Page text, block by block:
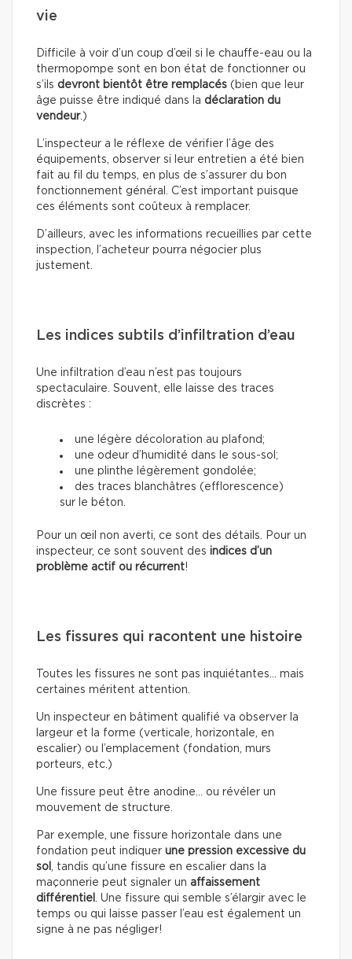
vie
Difficile à voir d’un coup d’œil si le chauffe-eau ou la
thermopompe sont en bon état de fonctionner ou
s’ils devront bientôt être remplacés (bien que leur
âge puisse être indiqué dans la déclaration du
vendeur.)
L’inspecteur a le réflexe de vérifier l’âge des
équipements, observer si leur entretien a été bien
fait au fil du temps, en plus de s’assurer du bon
fonctionnement général. C’est important puisque
ces éléments sont coûteux à remplacer.
D’ailleurs, avec les informations recueillies par cette
inspection, l’acheteur pourra négocier plus
justement.
Les indices subtils d’infiltration d’eau
Une infiltration d’eau n’est pas toujours
spectaculaire. Souvent, elle laisse des traces
discrètes :
une légère décoloration au plafond;
une odeur d’humidité dans le sous-sol;
une plinthe légèrement gondolée;
des traces blanchâtres (efflorescence)
sur le béton.
Pour un œil non averti, ce sont des détails. Pour un
inspecteur, ce sont souvent des indices d’un
problème actif ou récurrent!
Les fissures qui racontent une histoire
Toutes les fissures ne sont pas inquiétantes… mais
certaines méritent attention.
Un inspecteur en bâtiment qualifié va observer la
largeur et la forme (verticale, horizontale, en
escalier) ou l’emplacement (fondation, murs
porteurs, etc.)
Une fissure peut être anodine… ou révéler un
mouvement de structure.
Par exemple, une fissure horizontale dans une
fondation peut indiquer une pression excessive du
sol , tandis qu’une fissure en escalier dans la
maçonnerie peut signaler un affaissement
différentiel . Une fissure qui semble s’élargir avec le
temps ou qui laisse passer l’eau est également un
signe à ne pas négliger!